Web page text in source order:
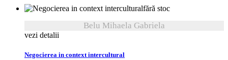
fără stoc
Belu Mihaela Gabriela
vezi detalii
Negocierea in context intercultural